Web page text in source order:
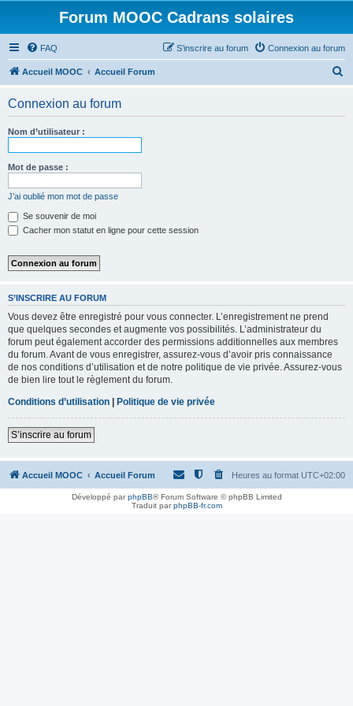
Forum MOOC Cadrans solaires
FAQ Connexion au forum
S’inscrire au forum
Accueil MOOC Accueil Forum
Connexion au forum
Nom d’utilisateur :
Mot de passe :
J’ai oublié mon mot de passe
Se souvenir de moi
Cacher mon statut en ligne pour cette session
S’INSCRIRE AU FORUM
Vous devez être enregistré pour vous connecter. L’enregistrement ne prend
que quelques secondes et augmente vos possibilités. L’administrateur du
forum peut également accorder des permissions additionnelles aux membres
du forum. Avant de vous enregistrer, assurez-vous d’avoir pris connaissance
de nos conditions d’utilisation et de notre politique de vie privée. Assurez-vous
de bien lire tout le règlement du forum.
Conditions d’utilisation | Politique de vie privée
S’inscrire au forum
Accueil MOOC Accueil Forum Heures au format UTC+02:00
Développé parphpBB® Forum Software © phpBB Limited
Traduit parphpBB-fr.com